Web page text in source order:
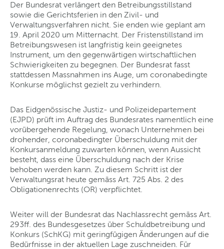
Der Bundesrat verlängert den Betreibungsstillstand
sowie die Gerichtsferien in den Zivil- und
Verwaltungsverfahren nicht. Sie enden wie geplant am
19. April 2020 um Mitternacht. Der Fristenstillstand im
Betreibungswesen ist langfristig kein geeignetes
Instrument, um den gegenwärtigen wirtschaftlichen
Schwierigkeiten zu begegnen. Der Bundesrat fasst
stattdessen Massnahmen ins Auge, um coronabedingte
Konkurse möglichst gezielt zu verhindern.
Das Eidgenössische Justiz- und Polizeidepartement
(EJPD) prüft im Auftrag des Bundesrates namentlich eine
vorübergehende Regelung, wonach Unternehmen bei
drohender, coronabedingter Überschuldung mit der
Konkursanmeldung zuwarten können, wenn Aussicht
besteht, dass eine Überschuldung nach der Krise
behoben werden kann. Zu diesem Schritt ist der
Verwaltungsrat heute gemäss Art. 725 Abs. 2 des
Obligationenrechts (OR) verpflichtet.
Weiter will der Bundesrat das Nachlassrecht gemäss Art.
293ff. des Bundesgesetzes über Schuldbetreibung und
Konkurs (SchKG) mit geringfügigen Änderungen auf die
Bedürfnisse in der aktuellen Lage zuschneiden. Für